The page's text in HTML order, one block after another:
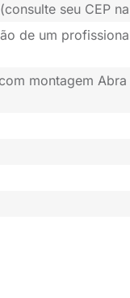
seu CEP
de um
montagem